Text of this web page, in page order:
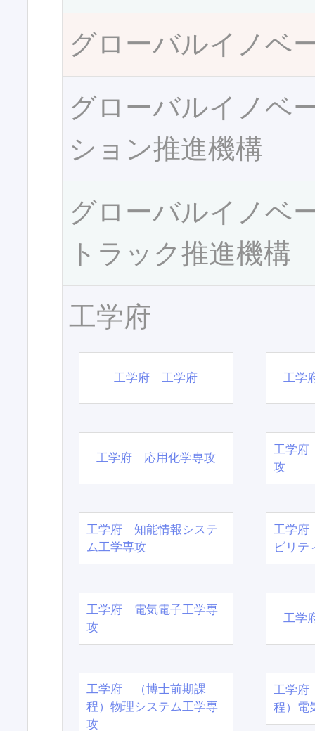
グローバルイノベ
グローバルイノベ
ション推進機構
グローバルイノベ
トラック推進機構
工学府
工学府 工学府 工学
工学府 応用化学専攻
工学府
攻
工学府 知能情報システ
ム工学専攻
工学府
ビリテ
工学府 電気電子工学専
攻
工学
工学府 （博士前期課
程）物理システム工学専
攻
工学
程）電